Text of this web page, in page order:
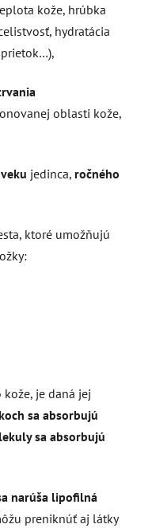
kože, hrúbka
hydratácia
oblasti kože,
veku jedinca, ročného
ktoré umožňujú
je daná jej
sa absorbujú
sa absorbujú
narúša lipofilná
preniknúť aj látky